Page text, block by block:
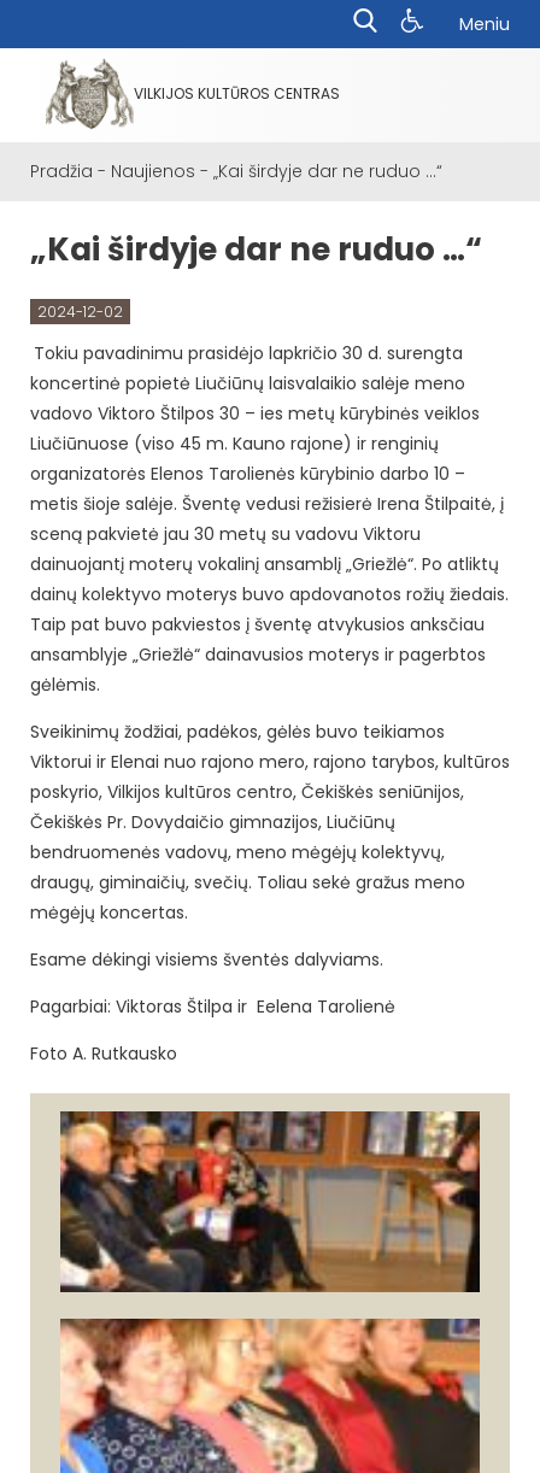
Meniu
VILKIJOS KULTŪROS CENTRAS
Pradžia - Naujienos - „Kai širdyje dar ne ruduo …“
„Kai širdyje dar ne ruduo …“
2024-12-02
Tokiu pavadinimu prasidėjo lapkričio 30 d. surengta
koncertinė popietė Liučiūnų laisvalaikio salėje meno
vadovo Viktoro Štilpos 30 – ies metų kūrybinės veiklos
Liučiūnuose (viso 45 m. Kauno rajone) ir renginių
organizatorės Elenos Tarolienės kūrybinio darbo 10 –
metis šioje salėje. Šventę vedusi režisierė Irena Štilpaitė, į
sceną pakvietė jau 30 metų su vadovu Viktoru
dainuojantį moterų vokalinį ansamblį „Griežlė“. Po atliktų
dainų kolektyvo moterys buvo apdovanotos rožių žiedais.
Taip pat buvo pakviestos į šventę atvykusios anksčiau
ansamblyje „Griežlė“ dainavusios moterys ir pagerbtos
gėlėmis.
Sveikinimų žodžiai, padėkos, gėlės buvo teikiamos
Viktorui ir Elenai nuo rajono mero, rajono tarybos, kultūros
poskyrio, Vilkijos kultūros centro, Čekiškės seniūnijos,
Čekiškės Pr. Dovydaičio gimnazijos, Liučiūnų
bendruomenės vadovų, meno mėgėjų kolektyvų,
draugų, giminaičių, svečių. Toliau sekė gražus meno
mėgėjų koncertas.
Esame dėkingi visiems šventės dalyviams.
Pagarbiai: Viktoras Štilpa ir Eelena Tarolienė
Foto A. Rutkausko